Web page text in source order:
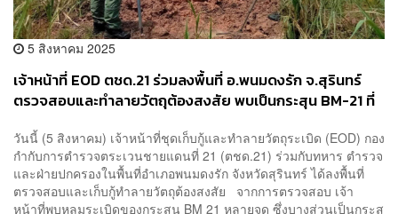
5 สิงหาคม 2025
เจ้าหน้าที่ EOD ตชด.21 ร่วมลงพื้นที่ อ.พนมดงรัก จ.สุรินทร์
ตรวจสอบและทำลายวัตถุต้องสงสัย พบเป็นกระสุน BM-21 ที่
วันนี้ (5 สิงหาคม) เจ้าหน้าที่ชุดเก็บกู้และทำลายวัตถุระเบิด (EOD) กอง
กำกับการตำรวจตระเวนชายแดนที่ 21 (ตชด.21) ร่วมกับทหาร ตำรวจ
และฝ่ายปกครองในพื้นที่อำเภอพนมดงรัก จังหวัดสุรินทร์ ได้ลงพื้นที่
ตรวจสอบและเก็บกู้ทำลายวัตถุต้องสงสัย จากการตรวจสอบ เจ้า
หน้าที่พบหลุมระเบิดของกระสุน BM 21 หลายจุด ซึ่งบางส่วนเป็นกระสุ